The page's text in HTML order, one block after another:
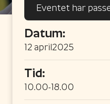
Eventet har
Datum:
12 april2025
Tid:
10.00-18.00